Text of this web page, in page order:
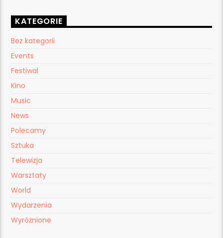
KATEGORIE
Bez kategorii
Events
Festiwal
Kino
Music
News
Polecamy
Sztuka
Telewizja
Warsztaty
World
Wydarzenia
Wyróżnione